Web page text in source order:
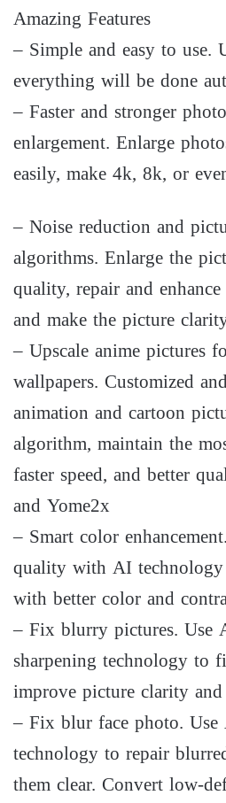
Amazing Features
– Simple and easy to use.
everything will be done
– Faster and stronger
enlargement. Enlarge
easily, make 4k, 8k, or
– Noise reduction and
algorithms. Enlarge the
quality, repair and
and make the picture
– Upscale anime pictures
wallpapers. Customized
animation and cartoon
algorithm, maintain the
faster speed, and better
and Yome2x
– Smart color
quality with AI
with better color and
– Fix blurry pictures. Use
sharpening technology to
improve picture clarity
– Fix blur face photo.
technology to repair
them clear. Convert low-